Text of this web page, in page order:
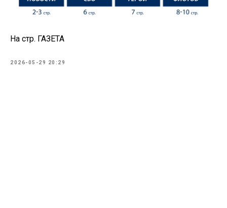
На стр. ГАЗЕТА
2026-05-29 20:29